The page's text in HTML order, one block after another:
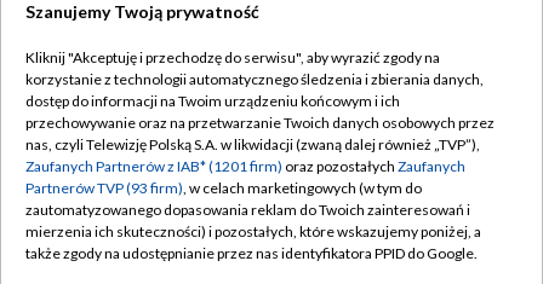
TVP
Abonament TVP
Emisja w TVP
Centrum informacji TVP
Naziemna Telewizja Cyfrowa
Regulamin TVP
Polityka prywatności
Moje zgody
Pomoc
Szanujemy Twoją prywatność
Kliknij "Akceptuję i przechodzę do serwisu", aby wyrazić zgody na
korzystanie z technologii automatycznego śledzenia i zbierania danych,
dostęp do informacji na Twoim urządzeniu końcowym i ich
przechowywanie oraz na przetwarzanie Twoich danych osobowych przez
nas, czyli Telewizję Polską S.A. w likwidacji (zwaną dalej również „TVP”),
Zaufanych Partnerów z IAB* (1201 firm) oraz pozostałych Zaufanych
Partnerów TVP (93 firm), w celach marketingowych (w tym do
zautomatyzowanego dopasowania reklam do Twoich zainteresowań i
mierzenia ich skuteczności) i pozostałych, które wskazujemy poniżej, a
także zgody na udostępnianie przez nas identyfikatora PPID do Google.